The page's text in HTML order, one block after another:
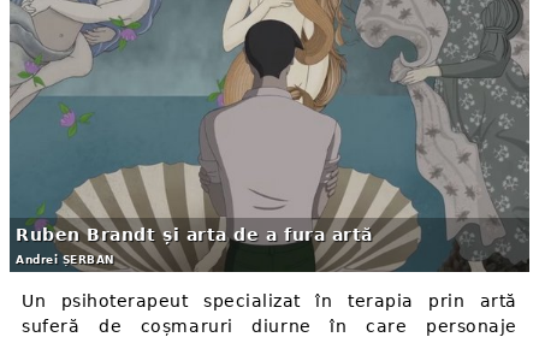
Ruben Brandt și arta de a fura artă
Andrei ȘERBAN
Un psihoterapeut specializat în terapia prin artă
suferă de coșmaruri diurne în care personaje